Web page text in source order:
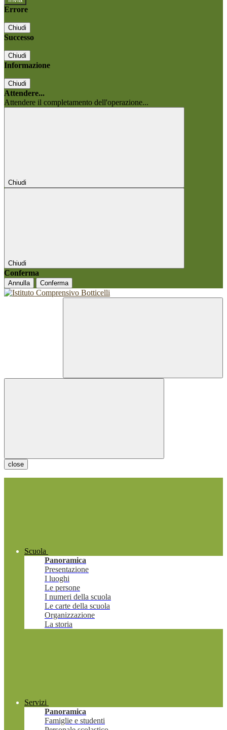
Errore
Chiudi
Successo
Chiudi
Informazione
Chiudi
Attendere...
Attendere il completamento dell'operazione...
Chiudi
Chiudi
Conferma
Annulla Conferma
close
Scuola
Panoramica
Presentazione
I luoghi
Le persone
I numeri della scuola
Le carte della scuola
Organizzazione
La storia
Servizi
Panoramica
Famiglie e studenti